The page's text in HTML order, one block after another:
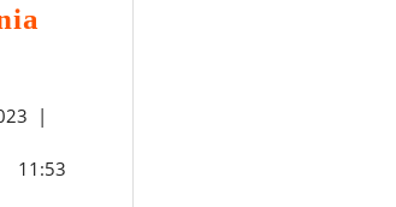
11
2023
|
11:53